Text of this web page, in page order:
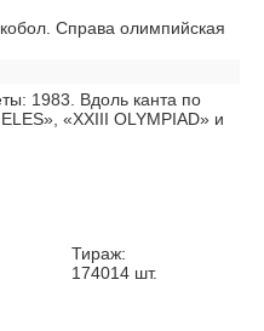
Справа олимпийская
1983. Вдоль канта по
«XXIII OLYMPIAD» и
Тираж:
174014 шт.